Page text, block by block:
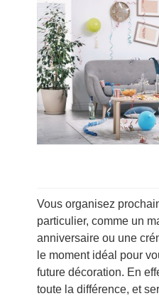
Vous organisez
particulier, comme un
anniversaire ou une
le moment idéal pour
future décoration. En
toute la différence, et